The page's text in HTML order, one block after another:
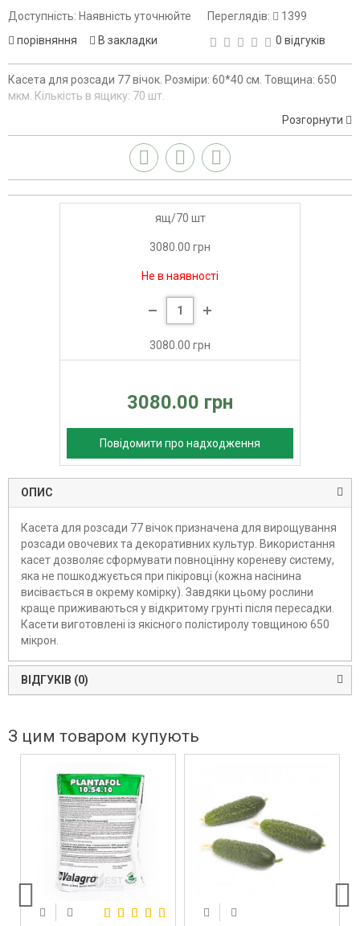
Доступність: Наявність уточнюйте
порівняння
В закладки
Переглядів:
1399
0 відгуків
Касета для розсади 77 вічок. Розміри: 60*40 см. Товщина: 650
мкм. Кількість в ящику: 70 шт.
Розгорнути
ящ/70 шт
3080.00 грн
Не в наявності
3080.00 грн
3080.00 грн
Повідомити про надходження
ОПИС
Касета для розсади 77 вічок призначена для вирощування
розсади овочевих та декоративних культур. Використання
касет дозволяє сформувати повноцінну кореневу систему,
яка не пошкоджується при пікіровці (кожна насінина
висівається в окрему комірку). Завдяки цьому рослини
краще приживаються у відкритому грунті після пересадки.
Касети виготовлені із якісного полістиролу товщиною 650
мікрон.
ВІДГУКІВ (0)
З цим товаром купують